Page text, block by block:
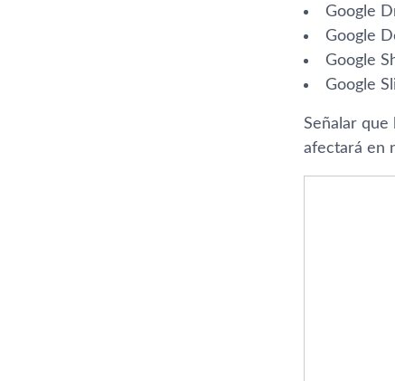
Google
Google
Google
Google
Señalar que
afectará en